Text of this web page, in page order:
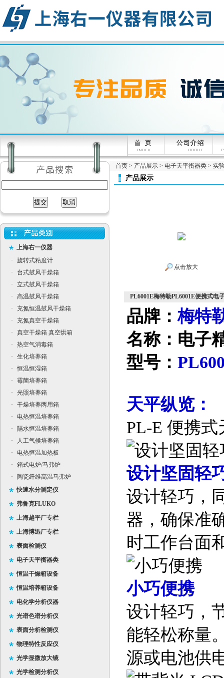
上海右一仪器
·
旋转式粘度计
·
台式鼓风干燥箱
·
立式鼓风干燥箱
·
高温鼓风干燥箱
·
充氮恒温鼓风干燥箱
·
充氮真空干燥箱
·
真空干燥箱 真空烘箱
·
热空气消毒箱
·
生化培养箱
·
恒温恒湿箱
·
霉菌培养箱
·
光照培养箱
·
干燥培养两用箱
·
电热恒温培养箱
·
隔水恒温培养箱
·
人工气候培养箱
·
电热恒温加热板
·
箱式电炉/马弗炉
·
陶瓷纤维高温马弗炉
快速水分测定仪
弗鲁克FLUKO
上海越平厂专栏
上海博迅厂专栏
表面检测仪
电子天平衡器类
恒温干燥箱设备
恒温培养箱设备
电化学分析仪器
光谱色谱分析仪
表面分析检测仪
物理特性反应仪
光学显微放大镜
光学检测分析仪
首页 > 产品展示 > 电子天平衡器类 > 实
产品展示
点击放大
PL6001E梅特勒PL6001E便携式电
品牌：梅特
名称：电子
型号：
天平纵览：
PL-E 便携式
设计坚固轻
设计轻巧，
器，确保准
时工作台面
小巧便携
设计轻巧，
能轻松称量
源或电池供